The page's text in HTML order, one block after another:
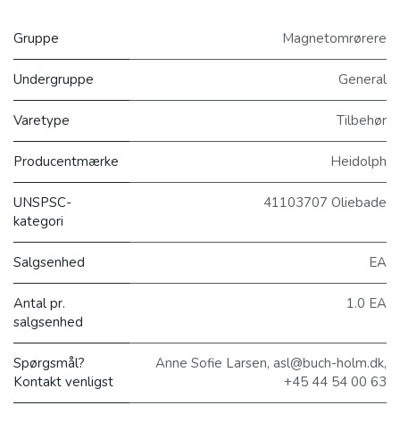
Gruppe Magnetomrørere
Undergruppe General
Varetype Tilbehør
Producentmærke Heidolph
UNSPSC-
kategori
41103707 Oliebade
Salgsenhed EA
Antal pr.
salgsenhed
1.0 EA
Spørgsmål?
Kontakt venligst
Anne Sofie Larsen, asl@buch-holm.dk,
+45 44 54 00 63